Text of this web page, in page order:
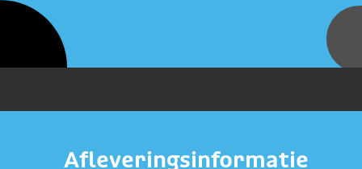
Afleveringsinformatie